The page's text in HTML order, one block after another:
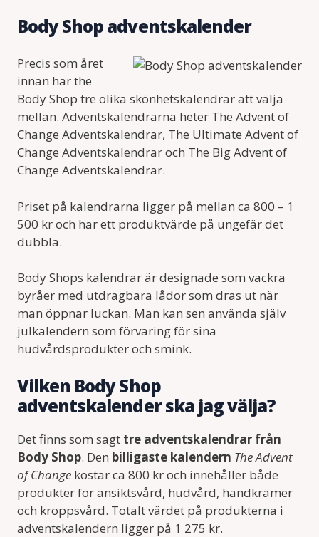
Body Shop adventskalender
Precis som året
innan har the
Body Shop tre olika skönhetskalendrar att välja
mellan. Adventskalendrarna heter The Advent of
Change Adventskalendrar, The Ultimate Advent of
Change Adventskalendrar och The Big Advent of
Change Adventskalendrar.
Priset på kalendrarna ligger på mellan ca 800 – 1
500 kr och har ett produktvärde på ungefär det
dubbla.
Body Shops kalendrar är designade som vackra
byråer med utdragbara lådor som dras ut när
man öppnar luckan. Man kan sen använda själv
julkalendern som förvaring för sina
hudvårdsprodukter och smink.
Vilken Body Shop
adventskalender ska jag välja?
Det finns som sagt tre adventskalendrar från
Body Shop. Den billigaste kalendern The Advent
of Change kostar ca 800 kr och innehåller både
produkter för ansiktsvård, hudvård, handkrämer
och kroppsvård. Totalt värdet på produkterna i
adventskalendern ligger på 1 275 kr.